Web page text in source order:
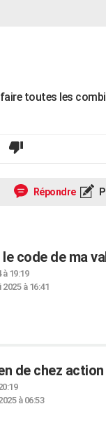
toutes les
Répondre
code de ma
à 19:19
2025 à 16:41
de chez
à 06:53